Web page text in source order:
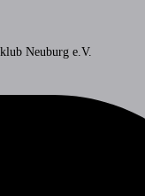
Neuburg e.V.